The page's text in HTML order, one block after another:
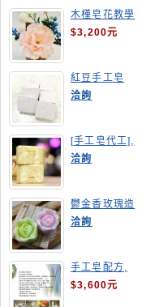
木槿皂花教學
$3,200元
紅豆手工皂
洽詢
[手工皂代工],
羊奶皂
洽詢
鬱金香玫瑰造
型手工皂
洽詢
手工皂配方,
手工皂教學
$3,600元